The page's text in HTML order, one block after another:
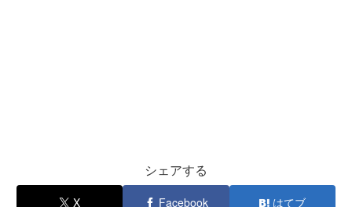
シェアする
X Facebook はてブ